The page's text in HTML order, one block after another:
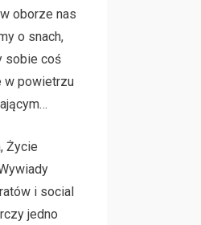
oborze nas
o snach,
sobie coś
w powietrzu
Życie
i social
jedno